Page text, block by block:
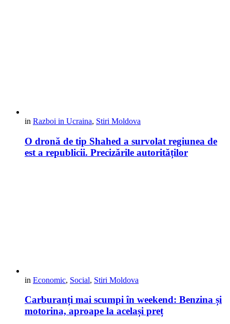
in Razboi in Ucraina, Stiri Moldova
O dronă de tip Shahed a survolat regiunea de
est a republicii. Precizările autorităților
in Economic, Social, Stiri Moldova
Carburanți mai scumpi în weekend: Benzina și
motorina, aproape la același preț